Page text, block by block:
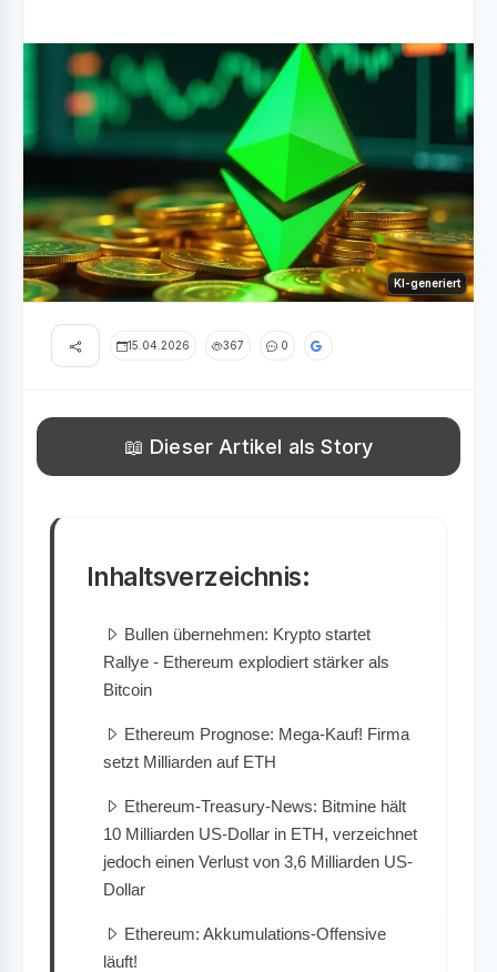
KI-generiert
15.04.2026 367 0
📖 Dieser Artikel als Story
Inhaltsverzeichnis:
Bullen übernehmen: Krypto startet
Rallye - Ethereum explodiert stärker als
Bitcoin
Ethereum Prognose: Mega-Kauf! Firma
setzt Milliarden auf ETH
Ethereum-Treasury-News: Bitmine hält
10 Milliarden US-Dollar in ETH, verzeichnet
jedoch einen Verlust von 3,6 Milliarden US-
Dollar
Ethereum: Akkumulations-Offensive
läuft!